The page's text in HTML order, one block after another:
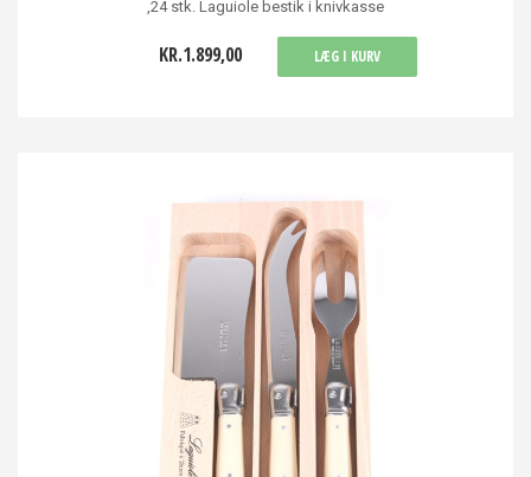
,24 stk. Laguiole bestik i knivkasse
KR.1.899,00 LÆG I KURV